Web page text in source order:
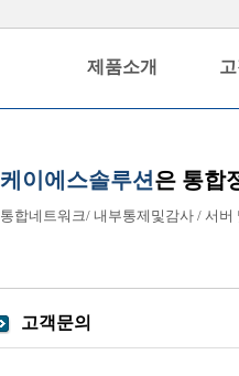
제품소개
케이에스솔루션 은 통합
통합네트워크/ 내부통제및감사 / 서버
고객문의